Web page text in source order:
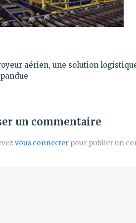
aérien, une solution
un commentaire
vous connecter pour publier un